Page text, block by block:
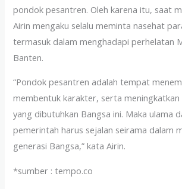
pondok pesantren. Oleh karena itu, saat
Airin mengaku selalu meminta nasehat
termasuk dalam menghadapi perhelatan
Banten.
“Pondok pesantren adalah tempat
membentuk karakter, serta meningkatkan
yang dibutuhkan Bangsa ini. Maka ulama
pemerintah harus sejalan seirama dalam
generasi Bangsa,” kata Airin.
*sumber : tempo.co